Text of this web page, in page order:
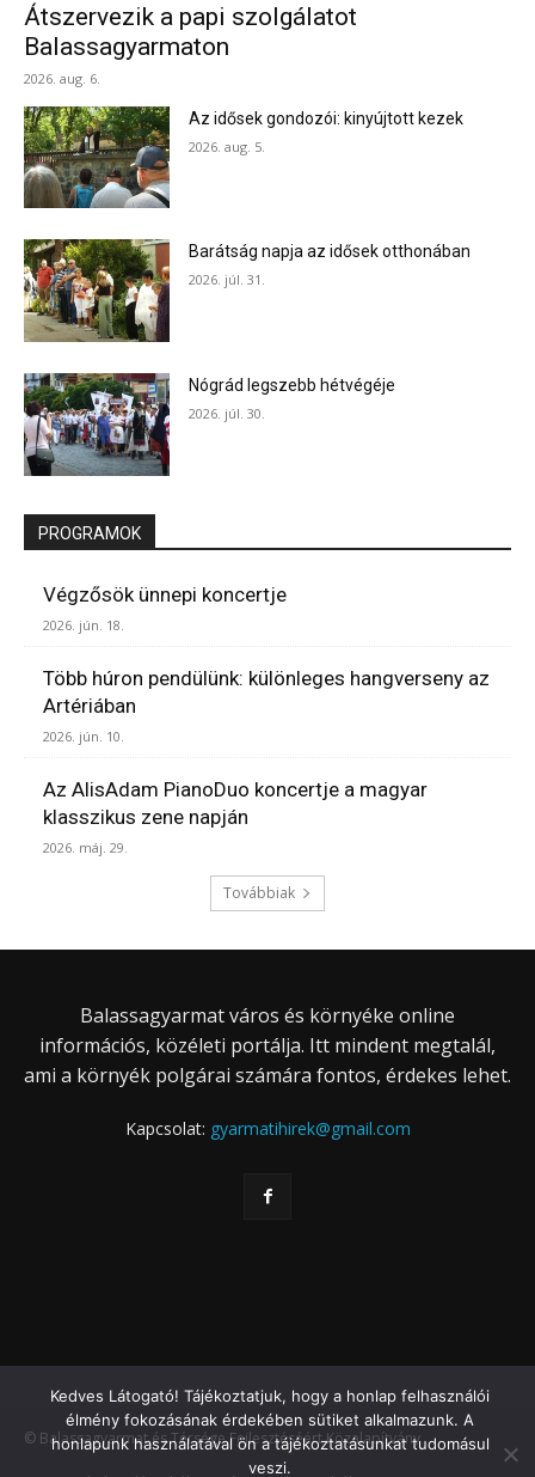
Átszervezik a papi szolgálatot
Balassagyarmaton
2026. aug. 6.
Az idősek gondozói: kinyújtott kezek
2026. aug. 5.
Barátság napja az idősek otthonában
2026. júl. 31.
Nógrád legszebb hétvégéje
2026. júl. 30.
PROGRAMOK
Végzősök ünnepi koncertje
2026. jún. 18.
Több húron pendülünk: különleges hangverseny az
Artériában
2026. jún. 10.
Az AlisAdam PianoDuo koncertje a magyar
klasszikus zene napján
2026. máj. 29.
Továbbiak
Balassagyarmat város és környéke online
információs, közéleti portálja. Itt mindent megtalál,
ami a környék polgárai számára fontos, érdekes lehet.
Kapcsolat: gyarmatihirek@gmail.com
© Balassagyarmat és Térsége Fejlesztéséért Közalapítvány
Kedves Látogató! Tájékoztatjuk, hogy a honlap felhasználói
élmény fokozásának érdekében sütiket alkalmazunk. A
honlapunk használatával ön a tájékoztatásunkat tudomásul
veszi.